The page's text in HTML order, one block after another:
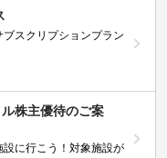
スクリプションプラン
ル株主優待のご案
に行こう！対象施設が